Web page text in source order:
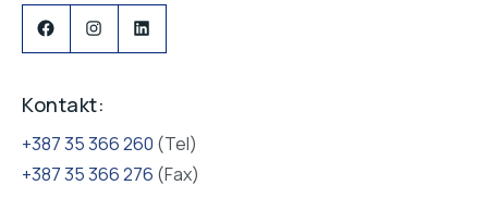
Kontakt:
+387 35 366 260 (Tel)
+387 35 366 276 (Fax)